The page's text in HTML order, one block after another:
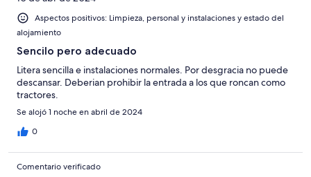
MediocreAspectos positivos: Limpieza, personal y instalaciones y estado del
alojamiento
Sencilo pero adecuado
Litera sencilla e instalaciones normales. Por desgracia no puede
descansar. Deberian prohibir la entrada a los que roncan como
tractores.
Se alojó 1 noche en abril de 2024
0
Comentario verificado